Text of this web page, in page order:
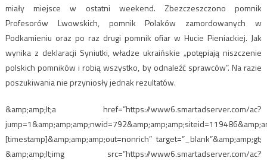
miały miejsce w ostatni weekend. Zbezczeszczono pomnik
Profesorów Lwowskich, pomnik Polaków zamordowanych w
Podkamieniu oraz po raz drugi pomnik ofiar w Hucie Pieniackiej. Jak
wynika z deklaracji Syniutki, władze ukraińskie „potępiają niszczenie
polskich pomników i robią wszystko, by odnaleźć sprawców”. Na razie
poszukiwania nie przyniosły jednak rezultatów.
&amp;amp;lt;a href=”https://www6.smartadserver.com/ac?
[timestamp]&amp;amp;amp;out=nonrich” target=”_blank”&amp;amp;gt;
&amp;amp;lt;img src=”https://www6.smartadserver.com/ac?